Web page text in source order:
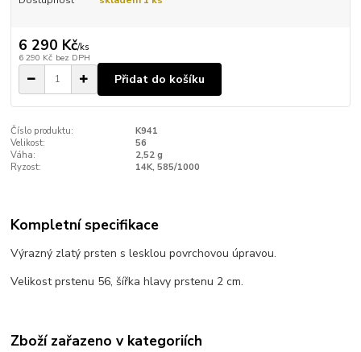
6 290 Kč/ks
6 290 Kč bez DPH
Přidat do košíku
Číslo produktu:
K941
Velikost:
56
Váha:
2,52 g
Ryzost:
14K, 585/1000
Kompletní specifikace
Výrazný zlatý prsten s lesklou povrchovou úpravou.
Velikost prstenu 56, šířka hlavy prstenu 2 cm.
Zboží zařazeno v kategoriích